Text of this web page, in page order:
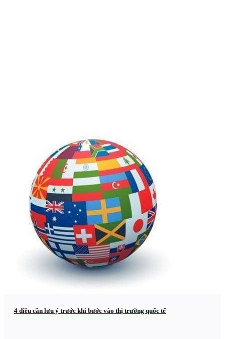
4 điều cần lưu ý trước khi bước vào thị trường quốc tế